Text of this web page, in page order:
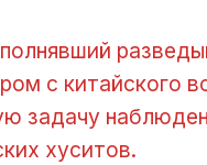
с китайского
задачу
хуситов.